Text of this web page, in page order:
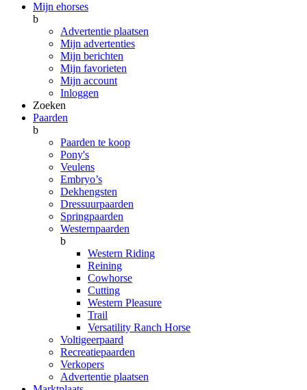
Mijn ehorses
b
Advertentie plaatsen
Mijn advertenties
Mijn berichten
Mijn favorieten
Mijn account
Inloggen
Zoeken
Paarden
b
Paarden te koop
Pony's
Veulens
Embryo’s
Dekhengsten
Dressuurpaarden
Springpaarden
Westernpaarden
b
Western Riding
Reining
Cowhorse
Cutting
Western Pleasure
Trail
Versatility Ranch Horse
Voltigeerpaard
Recreatiepaarden
Verkopers
Advertentie plaatsen